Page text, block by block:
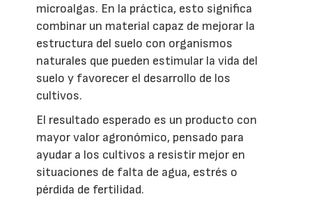
microalgas. En la práctica, esto significa
combinar un material capaz de mejorar la
estructura del suelo con organismos
naturales que pueden estimular la vida del
suelo y favorecer el desarrollo de los
cultivos.
El resultado esperado es un producto con
mayor valor agronómico, pensado para
ayudar a los cultivos a resistir mejor en
situaciones de falta de agua, estrés o
pérdida de fertilidad.